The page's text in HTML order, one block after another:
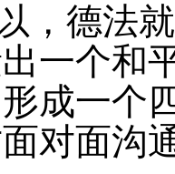
，德法
一个和
成一个
对面沟